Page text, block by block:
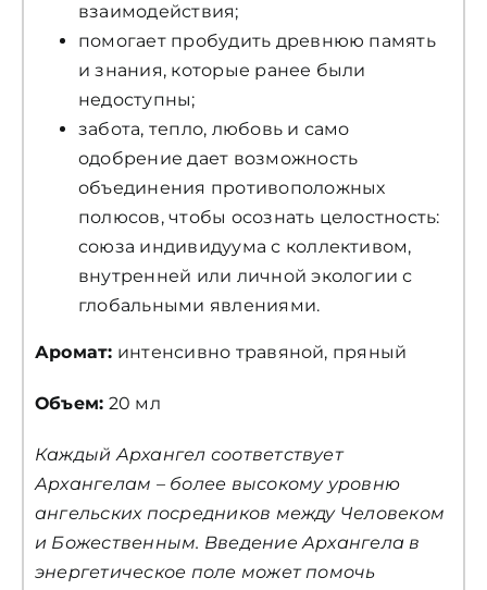
взаимодействия;
помогает пробудить древнюю память
и знания, которые ранее были
недоступны;
забота, тепло, любовь и само
одобрение дает возможность
объединения противоположных
полюсов, чтобы осознать целостность:
союза индивидуума с коллективом,
внутренней или личной экологии с
глобальными явлениями.
Аромат: интенсивно травяной, пряный
Объем: 20 мл
Каждый Архангел соответствует
Архангелам – более высокому уровню
ангельских посредников между Человеком
и Божественным. Введение Архангела в
энергетическое поле может помочь